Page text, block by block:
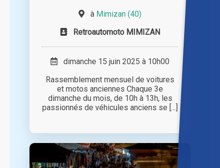
à Mimizan (40)
Retroautomoto MIMIZAN
dimanche 15 juin 2025 à 10h00
Rassemblement mensuel de voitures
et motos anciennes Chaque 3e
dimanche du mois, de 10h à 13h, les
passionnés de véhicules anciens se [...]